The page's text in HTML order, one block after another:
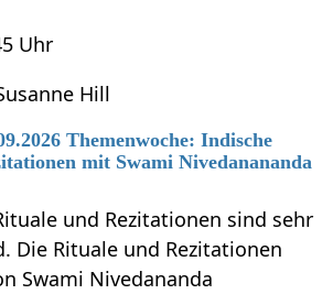
Uhr
Hill
Themenwoche: Indische
mit Swami Nivedanananda
und Rezitationen sind sehr
Die Rituale und Rezitationen
Swami Nivedananda